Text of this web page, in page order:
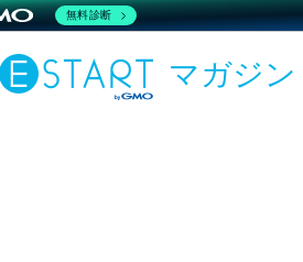
マガジン
無料診断